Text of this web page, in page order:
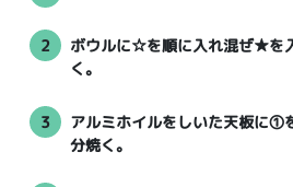
2
ボウルに☆を順に入れ混ぜ★を
く。
3
アルミホイルをしいた天板に①
分焼く。